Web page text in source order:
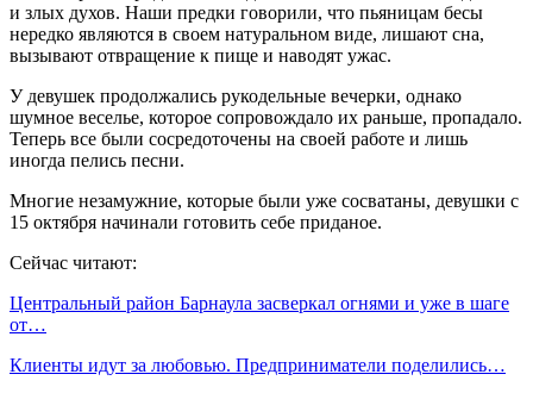
и злых духов. Наши предки говорили, что пьяницам бесы
нередко являются в своем натуральном виде, лишают сна,
вызывают отвращение к пище и наводят ужас.
У девушек продолжались рукодельные вечерки, однако
шумное веселье, которое сопровождало их раньше, пропадало.
Теперь все были сосредоточены на своей работе и лишь
иногда пелись песни.
Многие незамужние, которые были уже сосватаны, девушки с
15 октября начинали готовить себе приданое.
Сейчас читают:
Центральный район Барнаула засверкал огнями и уже в шаге
от…
Клиенты идут за любовью. Предприниматели поделились…